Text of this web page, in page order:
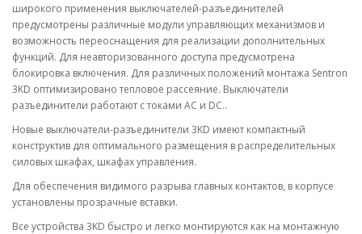
широкого применения выключателей-разъединителей
предусмотрены различные модули управляющих механизмов и
возможность переоснащения для реализации дополнительных
функций. Для неавторизованного доступа предусмотрена
блокировка включения. Для различных положений монтажа Sentron
3KD оптимизировано тепловое рассеяние. Выключатели
разъединители работают с токами AC и DC..
Новые выключатели-разъединители 3KD имеют компактный
конструктив для оптимального размещения в распределительных
силовых шкафах, шкафах управления.
Для обеспечения видимого разрыва главных контактов, в корпусе
установлены прозрачные вставки.
Все устройства 3KD быстро и легко монтируются как на монтажную